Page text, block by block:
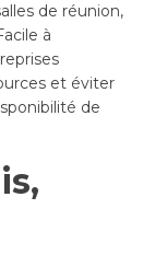
de réunion,
à
et éviter
de